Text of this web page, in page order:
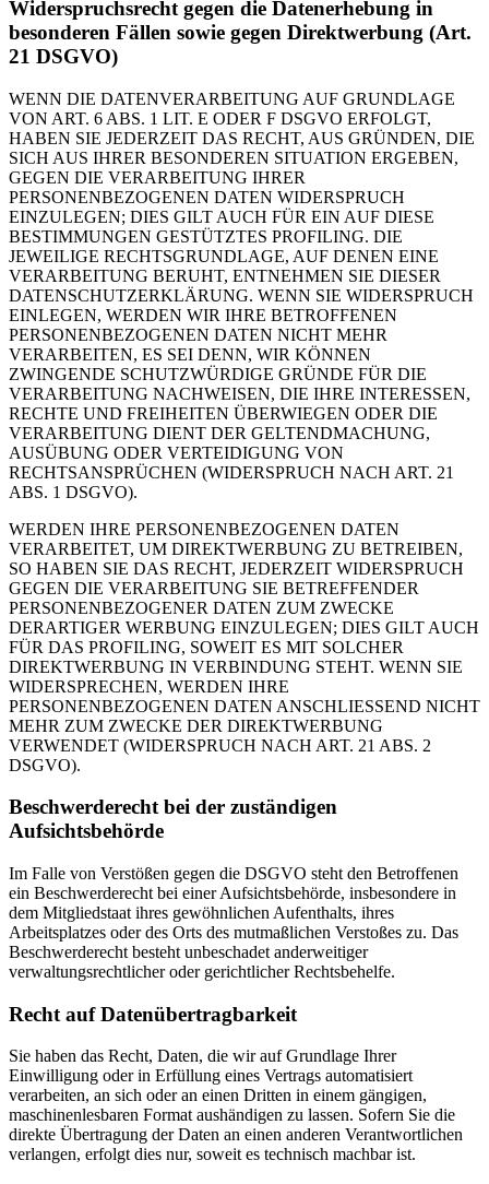
Widerspruchsrecht gegen die Datenerhebung in
besonderen Fällen sowie gegen Direktwerbung (Art.
21 DSGVO)
WENN DIE DATENVERARBEITUNG AUF GRUNDLAGE
VON ART. 6 ABS. 1 LIT. E ODER F DSGVO ERFOLGT,
HABEN SIE JEDERZEIT DAS RECHT, AUS GRÜNDEN, DIE
SICH AUS IHRER BESONDEREN SITUATION ERGEBEN,
GEGEN DIE VERARBEITUNG IHRER
PERSONENBEZOGENEN DATEN WIDERSPRUCH
EINZULEGEN; DIES GILT AUCH FÜR EIN AUF DIESE
BESTIMMUNGEN GESTÜTZTES PROFILING. DIE
JEWEILIGE RECHTSGRUNDLAGE, AUF DENEN EINE
VERARBEITUNG BERUHT, ENTNEHMEN SIE DIESER
DATENSCHUTZERKLÄRUNG. WENN SIE WIDERSPRUCH
EINLEGEN, WERDEN WIR IHRE BETROFFENEN
PERSONENBEZOGENEN DATEN NICHT MEHR
VERARBEITEN, ES SEI DENN, WIR KÖNNEN
ZWINGENDE SCHUTZWÜRDIGE GRÜNDE FÜR DIE
VERARBEITUNG NACHWEISEN, DIE IHRE INTERESSEN,
RECHTE UND FREIHEITEN ÜBERWIEGEN ODER DIE
VERARBEITUNG DIENT DER GELTENDMACHUNG,
AUSÜBUNG ODER VERTEIDIGUNG VON
RECHTSANSPRÜCHEN (WIDERSPRUCH NACH ART. 21
ABS. 1 DSGVO).
WERDEN IHRE PERSONENBEZOGENEN DATEN
VERARBEITET, UM DIREKTWERBUNG ZU BETREIBEN,
SO HABEN SIE DAS RECHT, JEDERZEIT WIDERSPRUCH
GEGEN DIE VERARBEITUNG SIE BETREFFENDER
PERSONENBEZOGENER DATEN ZUM ZWECKE
DERARTIGER WERBUNG EINZULEGEN; DIES GILT AUCH
FÜR DAS PROFILING, SOWEIT ES MIT SOLCHER
DIREKTWERBUNG IN VERBINDUNG STEHT. WENN SIE
WIDERSPRECHEN, WERDEN IHRE
PERSONENBEZOGENEN DATEN ANSCHLIESSEND NICHT
MEHR ZUM ZWECKE DER DIREKTWERBUNG
VERWENDET (WIDERSPRUCH NACH ART. 21 ABS. 2
DSGVO).
Beschwerderecht bei der zuständigen
Aufsichtsbehörde
Im Falle von Verstößen gegen die DSGVO steht den Betroffenen
ein Beschwerderecht bei einer Aufsichtsbehörde, insbesondere in
dem Mitgliedstaat ihres gewöhnlichen Aufenthalts, ihres
Arbeitsplatzes oder des Orts des mutmaßlichen Verstoßes zu. Das
Beschwerderecht besteht unbeschadet anderweitiger
verwaltungsrechtlicher oder gerichtlicher Rechtsbehelfe.
Recht auf Datenübertragbarkeit
Sie haben das Recht, Daten, die wir auf Grundlage Ihrer
Einwilligung oder in Erfüllung eines Vertrags automatisiert
verarbeiten, an sich oder an einen Dritten in einem gängigen,
maschinenlesbaren Format aushändigen zu lassen. Sofern Sie die
direkte Übertragung der Daten an einen anderen Verantwortlichen
verlangen, erfolgt dies nur, soweit es technisch machbar ist.